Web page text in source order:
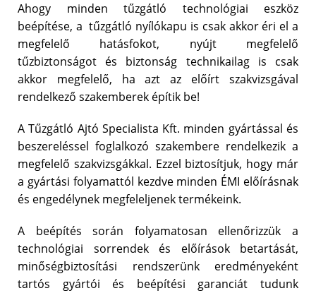
Ahogy minden tűzgátló technológiai eszköz
beépítése, a tűzgátló nyílókapu is csak akkor éri el a
megfelelő hatásfokot, nyújt megfelelő
tűzbiztonságot és biztonság technikailag is csak
akkor megfelelő, ha azt az előírt szakvizsgával
rendelkező szakemberek építik be!
A Tűzgátló Ajtó Specialista Kft. minden gyártással és
beszereléssel foglalkozó szakembere rendelkezik a
megfelelő szakvizsgákkal. Ezzel biztosítjuk, hogy már
a gyártási folyamattól kezdve minden ÉMI előírásnak
és engedélynek megfeleljenek termékeink.
A beépítés során folyamatosan ellenőrizzük a
technológiai sorrendek és előírások betartását,
minőségbiztosítási rendszerünk eredményeként
tartós gyártói és beépítési garanciát tudunk